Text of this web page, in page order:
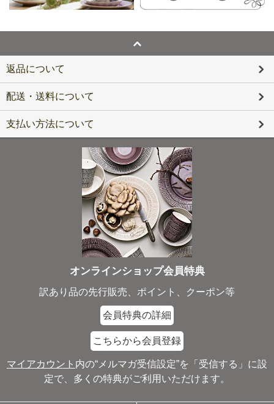
返品について
配送・送料について
支払い方法について
オンラインショップ会員特典
訳あり品の先行販売、ポイント、クーポン等
会員特典の詳細
こちらから会員登録
マイアカウント 内の“メルマガ受信設定”を「受信する」に設
定で、多くの特典がご利用いただけます。